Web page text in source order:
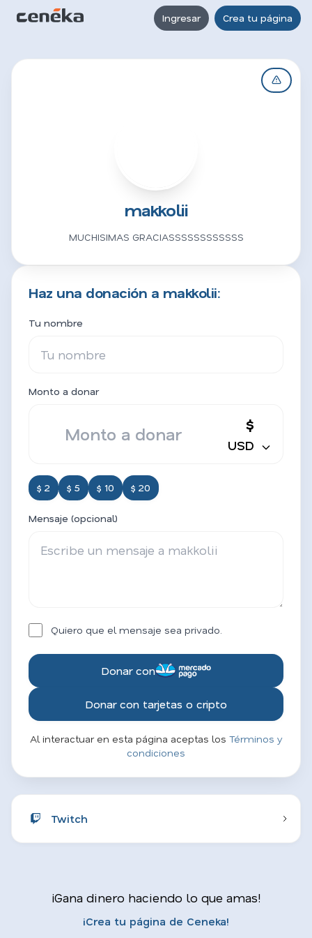
Ingresar Crea tu página
makkolii
MUCHISIMAS GRACIASSSSSSSSSSSS
Haz una donación a makkolii:
Tu nombre
Monto a donar
$
USD
$ 2 $ 5 $ 10 $ 20
Mensaje (opcional)
Quiero que el mensaje sea privado.
Donar con
Donar con tarjetas o cripto
Al interactuar en esta página aceptas los Términos y
condiciones
Twitch
¡Gana dinero haciendo lo que amas!
¡Crea tu página de Ceneka!